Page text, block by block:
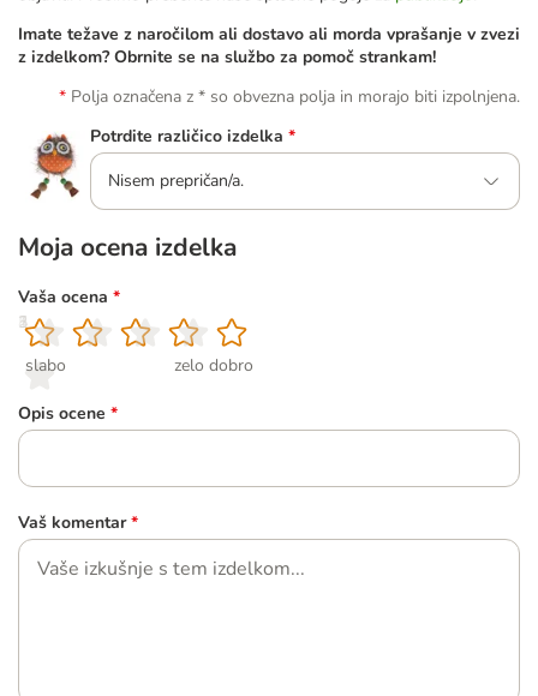
Imate težave z naročilom ali dostavo ali morda vprašanje v zvezi
z izdelkom? Obrnite se na službo za pomoč strankam!
Polja označena z * so obvezna polja in morajo biti izpolnjena.
Potrdite različico izdelka *
Nisem prepričan/a.
Moja ocena izdelka
Vaša ocena *
1
slabo
2
3
4
5
zelo dobro
Opis ocene *
Vaš komentar *